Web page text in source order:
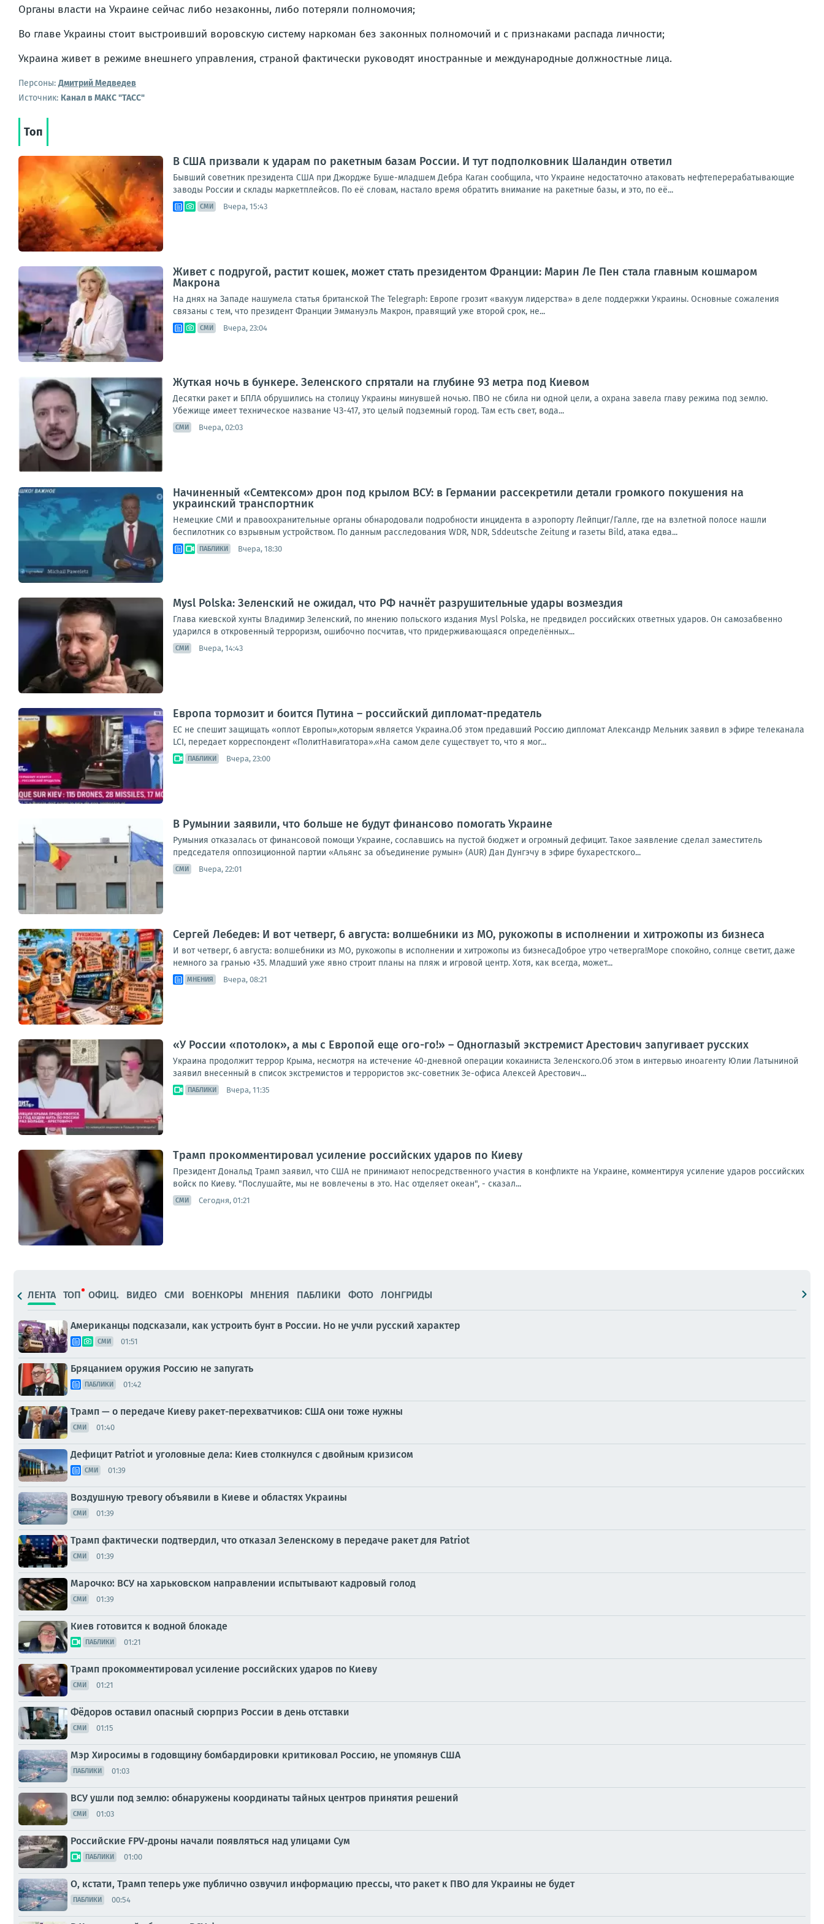
Органы власти на Украине сейчас либо незаконны, либо потеряли полномочия;
Во главе Украины стоит выстроивший воровскую систему наркоман без законных полномочий и с признаками распада личности;
Украина живет в режиме внешнего управления, страной фактически руководят иностранные и международные должностные лица.
Персоны: Дмитрий Медведев
Источник: Канал в МАКС "ТАСС"
Топ
В США призвали к ударам по ракетным базам России. И тут подполковник Шаландин ответил
Бывший советник президента США при Джордже Буше-младшем Дебра Каган сообщила, что Украине недостаточно атаковать нефтеперерабатывающие
заводы России и склады маркетплейсов. По её словам, настало время обратить внимание на ракетные базы, и это, по её...
СМИ Вчера, 15:43
Живет с подругой, растит кошек, может стать президентом Франции: Марин Ле Пен стала главным кошмаром
Макрона
На днях на Западе нашумела статья британской The Telegraph: Европе грозит «вакуум лидерства» в деле поддержки Украины. Основные сожаления
связаны с тем, что президент Франции Эммануэль Макрон, правящий уже второй срок, не...
СМИ Вчера, 23:04
Жуткая ночь в бункере. Зеленского спрятали на глубине 93 метра под Киевом
Десятки ракет и БПЛА обрушились на столицу Украины минувшей ночью. ПВО не сбила ни одной цели, а охрана завела главу режима под землю.
Убежище имеет техническое название ЧЗ-417, это целый подземный город. Там есть свет, вода...
СМИ Вчера, 02:03
Начиненный «Семтексом» дрон под крылом ВСУ: в Германии рассекретили детали громкого покушения на
украинский транспортник
Немецкие СМИ и правоохранительные органы обнародовали подробности инцидента в аэропорту Лейпциг/Галле, где на взлетной полосе нашли
беспилотник со взрывным устройством. По данным расследования WDR, NDR, Sddeutsche Zeitung и газеты Bild, атака едва...
ПАБЛИКИ Вчера, 18:30
Mysl Polska: Зеленский не ожидал, что РФ начнёт разрушительные удары возмездия
Глава киевской хунты Владимир Зеленский, по мнению польского издания Mysl Polska, не предвидел российских ответных ударов. Он самозабвенно
ударился в откровенный терроризм, ошибочно посчитав, что придерживающаяся определённых...
СМИ Вчера, 14:43
Европа тормозит и боится Путина – российский дипломат-предатель
ЕС не спешит защищать «оплот Европы»,которым является Украина.Об этом предавший Россию дипломат Александр Мельник заявил в эфире телеканала
LCI, передает корреспондент «ПолитНавигатора».«На самом деле существует то, что я мог...
ПАБЛИКИ Вчера, 23:00
В Румынии заявили, что больше не будут финансово помогать Украине
Румыния отказалась от финансовой помощи Украине, сославшись на пустой бюджет и огромный дефицит. Такое заявление сделал заместитель
председателя оппозиционной партии «Альянс за объединение румын» (AUR) Дан Дунгэчу в эфире бухарестского...
СМИ Вчера, 22:01
Сергей Лебедев: И вот четверг, 6 августа: волшебники из МО, рукожопы в исполнении и хитрожопы из бизнеса
И вот четверг, 6 августа: волшебники из МО, рукожопы в исполнении и хитрожопы из бизнесаДоброе утро четверга!Море спокойно, солнце светит, даже
немного за гранью +35. Младший уже явно строит планы на пляж и игровой центр. Хотя, как всегда, может...
МНЕНИЯ Вчера, 08:21
«У России «потолок», а мы с Европой еще ого-го!» – Одноглазый экстремист Арестович запугивает русских
Украина продолжит террор Крыма, несмотря на истечение 40-дневной операции кокаиниста Зеленского.Об этом в интервью иноагенту Юлии Латыниной
заявил внесенный в список экстремистов и террористов экс-советник Зе-офиса Алексей Арестович...
ПАБЛИКИ Вчера, 11:35
Трамп прокомментировал усиление российских ударов по Киеву
Президент Дональд Трамп заявил, что США не принимают непосредственного участия в конфликте на Украине, комментируя усиление ударов российских
войск по Киеву. "Послушайте, мы не вовлечены в это. Нас отделяет океан", - сказал...
СМИ Сегодня, 01:21
ЛЕНТА ТОП ОФИЦ. ВИДЕО СМИ ВОЕНКОРЫ МНЕНИЯ ПАБЛИКИ ФОТО ЛОНГРИДЫ
Американцы подсказали, как устроить бунт в России. Но не учли русский характер
СМИ 01:51
Бряцанием оружия Россию не запугать
ПАБЛИКИ 01:42
Трамп — о передаче Киеву ракет-перехватчиков: США они тоже нужны
СМИ 01:40
Дефицит Patriot и уголовные дела: Киев столкнулся с двойным кризисом
СМИ 01:39
Воздушную тревогу объявили в Киеве и областях Украины
СМИ 01:39
Трамп фактически подтвердил, что отказал Зеленскому в передаче ракет для Patriot
СМИ 01:39
Марочко: ВСУ на харьковском направлении испытывают кадровый голод
СМИ 01:39
Киев готовится к водной блокаде
ПАБЛИКИ 01:21
Трамп прокомментировал усиление российских ударов по Киеву
СМИ 01:21
Фёдоров оставил опасный сюрприз России в день отставки
СМИ 01:15
Мэр Хиросимы в годовщину бомбардировки критиковал Россию, не упомянув США
ПАБЛИКИ 01:03
ВСУ ушли под землю: обнаружены координаты тайных центров принятия решений
СМИ 01:03
Российские FPV-дроны начали появляться над улицами Сум
ПАБЛИКИ 01:00
О, кстати, Трамп теперь уже публично озвучил информацию прессы, что ракет к ПВО для Украины не будет
ПАБЛИКИ 00:54